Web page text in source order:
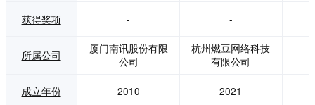
打造自有用户池，
让企业与用户更近
距离。 我们着眼于
求-用户运营，打造
获得奖项 - -
所属公司
厦门南讯股份有限
公司
杭州燃豆网络科技
有限公司
成立年份 2010 2021